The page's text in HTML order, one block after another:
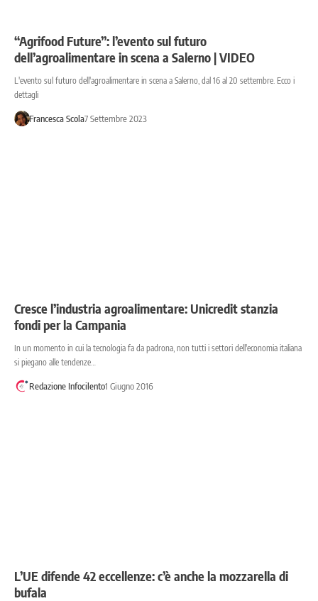
“Agrifood Future”: l’evento sul futuro
dell’agroalimentare in scena a Salerno | VIDEO
L'evento sul futuro dell'agroalimentare in scena a Salerno, dal 16 al 20 settembre. Ecco i
dettagli
Francesca Scola7 Settembre 2023
Cresce l’industria agroalimentare: Unicredit stanzia
fondi per la Campania
In un momento in cui la tecnologia fa da padrona, non tutti i settori dell'economia italiana
si piegano alle tendenze…
Redazione Infocilento1 Giugno 2016
L’UE difende 42 eccellenze: c’è anche la mozzarella di
bufala